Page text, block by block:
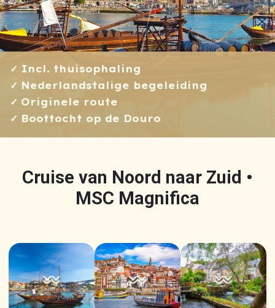
Incl. thuisophaling
Nederlandstalige begeleiding
Originele route
Boottocht op de Douro
Cruise van Noord naar Zuid •
MSC Magnifica